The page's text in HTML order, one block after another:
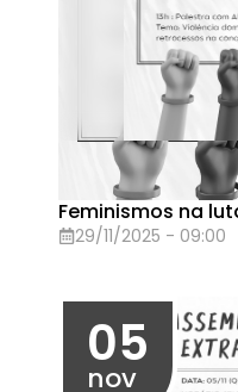
Debate